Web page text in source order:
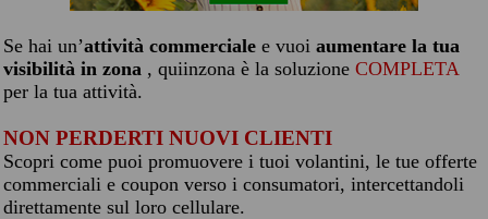
Se hai un’attività commerciale e vuoi aumentare la tua
visibilità in zona , quiinzona è la soluzione COMPLETA
per la tua attività.
NON PERDERTI NUOVI CLIENTI
Scopri come puoi promuovere i tuoi volantini, le tue offerte
commerciali e coupon verso i consumatori, intercettandoli
direttamente sul loro cellulare.